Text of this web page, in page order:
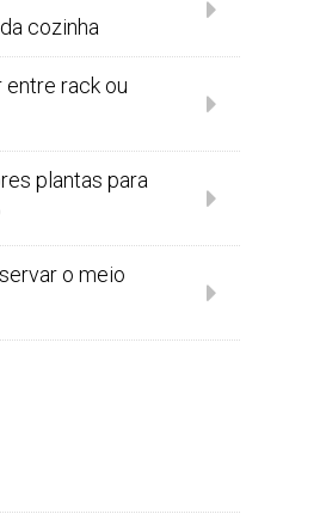
cozinha
rack ou
plantas para
o meio